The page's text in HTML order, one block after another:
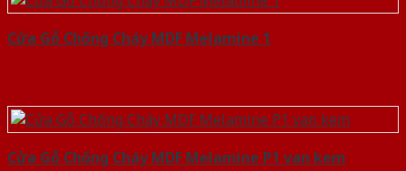
Cửa Gỗ Chống Cháy MDF Melamine 1
Cửa Gỗ Chống Cháy MDF Melamine P1 van kem